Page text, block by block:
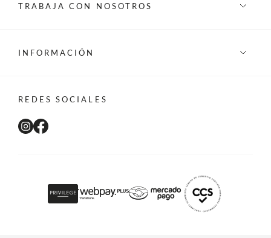
TRABAJA CON NOSOTROS
INFORMACIÓN
REDES SOCIALES